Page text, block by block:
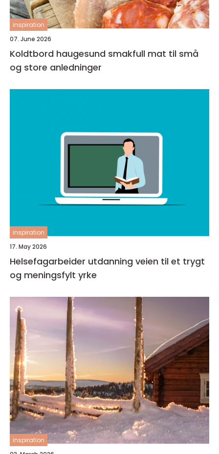
inspiration
07. June 2026
Koldtbord haugesund smakfull mat til små
og store anledninger
inspiration
17. May 2026
Helsefagarbeider utdanning veien til et trygt
og meningsfylt yrke
inspiration